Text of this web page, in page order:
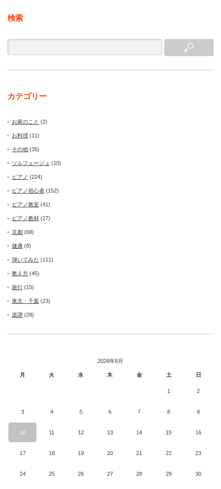
検索
カテゴリー
お家のこと (2)
お料理 (11)
その他 (35)
ソルフェージュ (10)
ピアノ (224)
ピアノ初心者 (152)
ピアノ教室 (41)
ピアノ教材 (27)
京都 (68)
健康 (8)
弾いてみた (111)
教え方 (45)
旅行 (15)
東京・千葉 (23)
楽譜 (28)
2026年8月
月 火 水 木 金 土 日
1 2
3 4 5 6 7 8 9
10 11 12 13 14 15 16
17 18 19 20 21 22 23
24 25 26 27 28 29 30